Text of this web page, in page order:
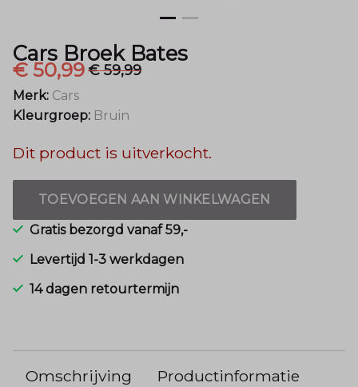
Cars Broek Bates
€ 50,99€ 59,99
Merk: Cars
Kleurgroep: Bruin
Dit product is uitverkocht.
TOEVOEGEN AAN WINKELWAGEN
Gratis bezorgd vanaf 59,-
Levertijd 1-3 werkdagen
14 dagen retourtermijn
Omschrijving Productinformatie